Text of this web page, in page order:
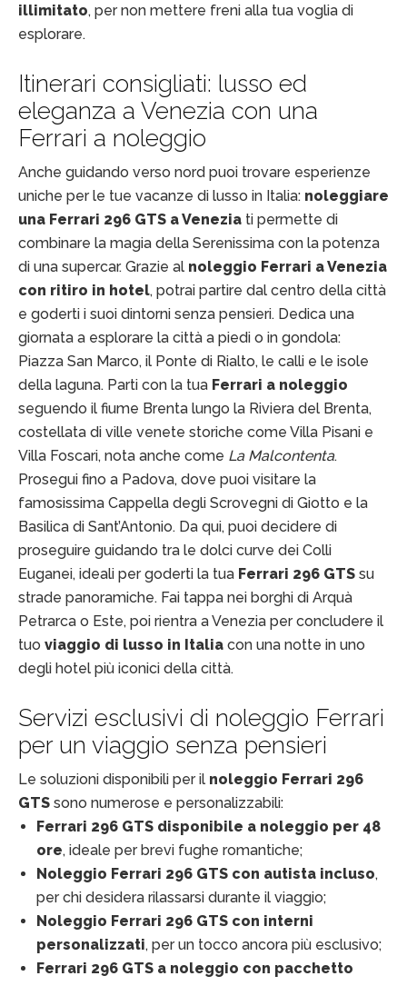
illimitato, per non mettere freni alla tua voglia di
esplorare.
Itinerari consigliati: lusso ed
eleganza a Venezia con una
Ferrari a noleggio
Anche guidando verso nord puoi trovare esperienze
uniche per le tue vacanze di lusso in Italia: noleggiare
una Ferrari 296 GTS a Venezia ti permette di
combinare la magia della Serenissima con la potenza
di una supercar. Grazie al noleggio Ferrari a Venezia
con ritiro in hotel, potrai partire dal centro della città
e goderti i suoi dintorni senza pensieri. Dedica una
giornata a esplorare la città a piedi o in gondola:
Piazza San Marco, il Ponte di Rialto, le calli e le isole
della laguna. Parti con la tua Ferrari a noleggio
seguendo il fiume Brenta lungo la Riviera del Brenta,
costellata di ville venete storiche come Villa Pisani e
Villa Foscari, nota anche come La Malcontenta.
Prosegui fino a Padova, dove puoi visitare la
famosissima Cappella degli Scrovegni di Giotto e la
Basilica di Sant’Antonio. Da qui, puoi decidere di
proseguire guidando tra le dolci curve dei Colli
Euganei, ideali per goderti la tua Ferrari 296 GTS su
strade panoramiche. Fai tappa nei borghi di Arquà
Petrarca o Este, poi rientra a Venezia per concludere il
tuo viaggio di lusso in Italia con una notte in uno
degli hotel più iconici della città.
Servizi esclusivi di noleggio Ferrari
per un viaggio senza pensieri
Le soluzioni disponibili per il noleggio Ferrari 296
GTS sono numerose e personalizzabili:
Ferrari 296 GTS disponibile a noleggio per 48
ore, ideale per brevi fughe romantiche;
Noleggio Ferrari 296 GTS con autista incluso,
per chi desidera rilassarsi durante il viaggio;
Noleggio Ferrari 296 GTS con interni
personalizzati, per un tocco ancora più esclusivo;
Ferrari 296 GTS a noleggio con pacchetto